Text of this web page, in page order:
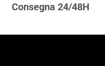
Consegna 24/48H